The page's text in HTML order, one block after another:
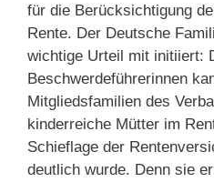
für die Berücksichtigung
Rente. Der Deutsche
wichtige Urteil mit initiiert:
Beschwerdeführerinnen
Mitgliedsfamilien des
kinderreiche Mütter im
Schieflage der
deutlich wurde. Denn sie